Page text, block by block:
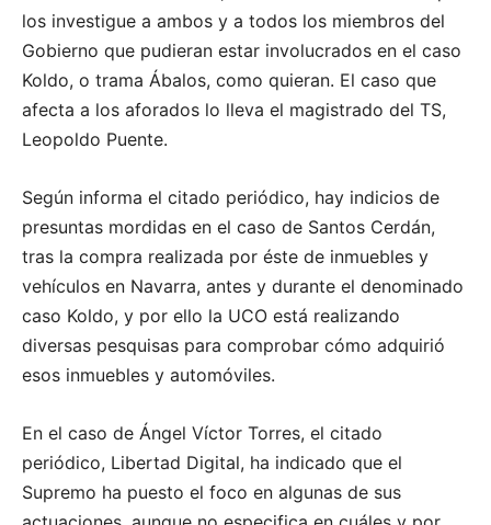
los investigue a ambos y a todos los miembros del
Gobierno que pudieran estar involucrados en el caso
Koldo, o trama Ábalos, como quieran. El caso que
afecta a los aforados lo lleva el magistrado del TS,
Leopoldo Puente.
Según informa el citado periódico, hay indicios de
presuntas mordidas en el caso de Santos Cerdán,
tras la compra realizada por éste de inmuebles y
vehículos en Navarra, antes y durante el denominado
caso Koldo, y por ello la UCO está realizando
diversas pesquisas para comprobar cómo adquirió
esos inmuebles y automóviles.
En el caso de Ángel Víctor Torres, el citado
periódico, Libertad Digital, ha indicado que el
Supremo ha puesto el foco en algunas de sus